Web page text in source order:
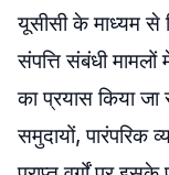
यूसीसी के माध्यम से
संपत्ति संबंधी
का प्रयास किया जा
समुदायों, पारंपरिक